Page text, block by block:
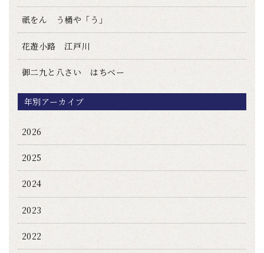
祇をん う桶や「う」
花遊小路 江戸川
御二九と八さい はちべー
年別アーカイブ
2026
2025
2024
2023
2022